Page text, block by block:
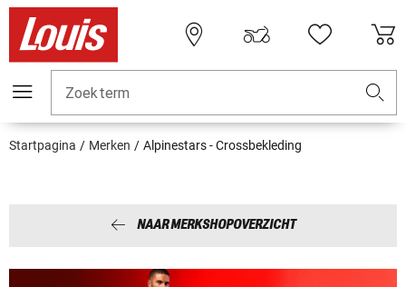
Zoekterm
Startpagina Merken Alpinestars - Crossbekleding
NAAR MERKSHOPOVERZICHT